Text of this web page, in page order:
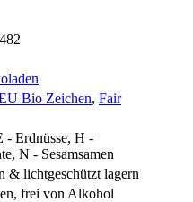
Bio Zeichen, Fair
- Erdnüsse, H -
N - Sesamsamen
& lichtgeschützt lagern
frei von Alkohol